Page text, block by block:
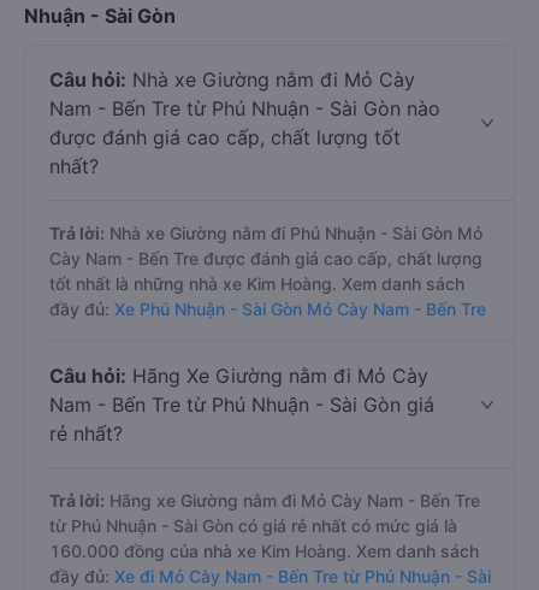
Nhuận - Sài Gòn
Câu hỏi: Nhà xe Giường nằm đi Mỏ Cày
Nam - Bến Tre từ Phú Nhuận - Sài Gòn nào
được đánh giá cao cấp, chất lượng tốt
nhất?
Trả lời: Nhà xe Giường nằm đi Phú Nhuận - Sài Gòn Mỏ
Cày Nam - Bến Tre được đánh giá cao cấp, chất lượng
tốt nhất là những nhà xe Kim Hoàng. Xem danh sách
đầy đủ: Xe Phú Nhuận - Sài Gòn Mỏ Cày Nam - Bến Tre
Câu hỏi: Hãng Xe Giường nằm đi Mỏ Cày
Nam - Bến Tre từ Phú Nhuận - Sài Gòn giá
rẻ nhất?
Trả lời: Hãng xe Giường nằm đi Mỏ Cày Nam - Bến Tre
từ Phú Nhuận - Sài Gòn có giá rẻ nhất có mức giá là
160.000 đồng của nhà xe Kim Hoàng. Xem danh sách
đầy đủ: Xe đi Mỏ Cày Nam - Bến Tre từ Phú Nhuận - Sài